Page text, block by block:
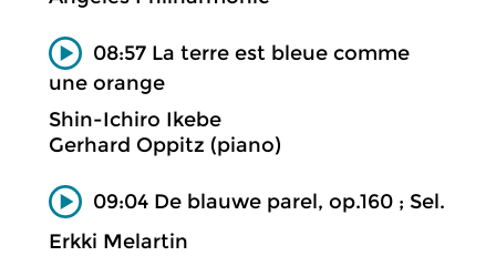
08:57 La terre est bleue comme
une orange
Shin-Ichiro Ikebe
Gerhard Oppitz (piano)
09:04 De blauwe parel, op.160 ; Sel.
Erkki Melartin